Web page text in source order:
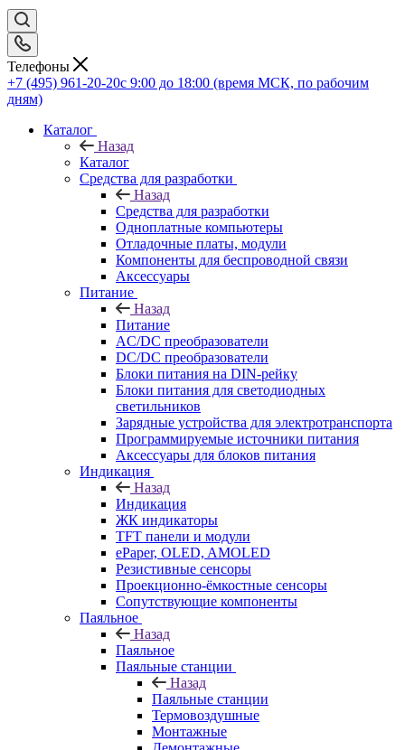
Телефоны
+7 (495) 961-20-20с 9:00 до 18:00 (время МСК, по рабочим
дням)
Каталог
Назад
Каталог
Средства для разработки
Назад
Средства для разработки
Одноплатные компьютеры
Отладочные платы, модули
Компоненты для беспроводной связи
Аксессуары
Питание
Назад
Питание
AC/DC преобразователи
DC/DC преобразователи
Блоки питания на DIN-рейку
Блоки питания для светодиодных
светильников
Зарядные устройства для электротранспорта
Программируемые источники питания
Аксессуары для блоков питания
Индикация
Назад
Индикация
ЖК индикаторы
TFT панели и модули
ePaper, OLED, AMOLED
Резистивные сенсоры
Проекционно-ёмкостные сенсоры
Сопутствующие компоненты
Паяльное
Назад
Паяльное
Паяльные станции
Назад
Паяльные станции
Термовоздушные
Монтажные